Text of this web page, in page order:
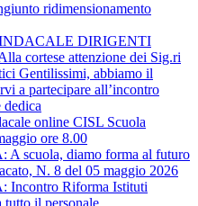
ridimensionamento
DIRIGENTI
cortese attenzione dei Sig.ri
Gentilissimi, abbiamo il
a partecipare all’incontro
dedica
online CISL Scuola
ore 8.00
A scuola, diamo forma al futuro
N. 8 del 05 maggio 2026
Incontro Riforma Istituti